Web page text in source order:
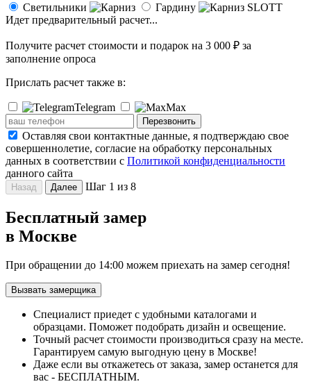
Светильники
Гардину
Идет предварительный расчет...
Получите расчет стоимости и подарок на 3 000 ₽ за
заполнение опроса
Прислать расчет также в:
Telegram Max
Перезвонить
Оставляя свои контактные данные, я подтверждаю свое
совершеннолетие, согласие на обработку персональных
данных в соответствии с Политикой конфиденциальности
данного сайта
Назад Далее Шаг 1 из 8
Бесплатный замер
в Москве
При обращении до 14:00 можем приехать на замер сегодня!
Вызвать замерщика
Специалист приедет с удобными каталогами и
образцами. Поможет подобрать дизайн и освещение.
Точный расчет стоимости производиться сразу на месте.
Гарантируем самую выгодную цену в Москве!
Даже если вы откажетесь от заказа, замер останется для
вас - БЕСПЛАТНЫМ.